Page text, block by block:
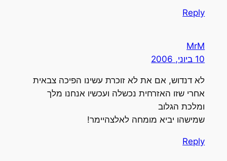
Reply
MrM
10 ביוני, 2006
לא דנדוש, אם את לא זוכרת עשינו הפיכה צבאית
אחרי שזו האזרחית נכשלה ועכשיו אנחנו מלך
ומלכת הגלוב
שמישהו יביא מומחה לאלצהיימר!
Reply